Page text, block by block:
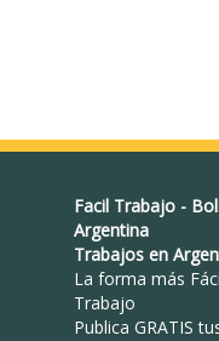
Facil Trabajo-
Argentina
Trabajos en
La forma más
Trabajo
Publica GRATIS